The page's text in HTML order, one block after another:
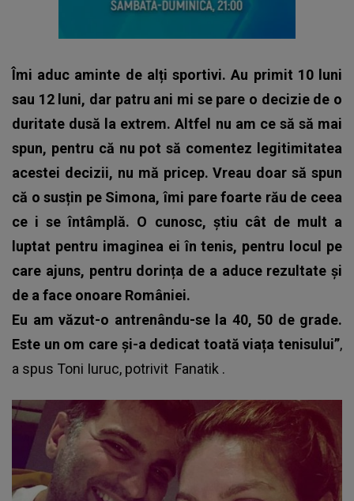
Îmi aduc aminte de alți sportivi. Au primit 10 luni
sau 12 luni, dar patru ani mi se pare o decizie de o
duritate dusă la extrem. Altfel nu am ce să să mai
spun, pentru că nu pot să comentez legitimitatea
acestei decizii, nu mă pricep. Vreau doar să spun
că o susțin pe Simona, îmi pare foarte rău de ceea
ce i se întâmplă. O cunosc, știu cât de mult a
luptat pentru imaginea ei în tenis, pentru locul pe
care ajuns, pentru dorința de a aduce rezultate și
de a face onoare României.
Eu am văzut-o antrenându-se la 40, 50 de grade.
Este un om care și-a dedicat toată viața tenisului”,
a spus Toni Iuruc, potrivit Fanatik .